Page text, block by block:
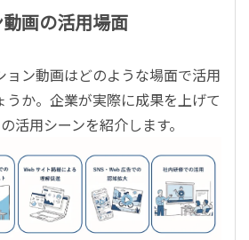
画の活用場面
ョン動画はどのような場面で活用
うか。企業が実際に成果を上げて
活用シーンを紹介します。